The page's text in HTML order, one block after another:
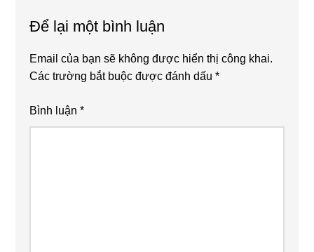
Để lại một bình luận
Email của bạn sẽ không được hiển thị công khai.
Các trường bắt buộc được đánh dấu*
Bình luận*